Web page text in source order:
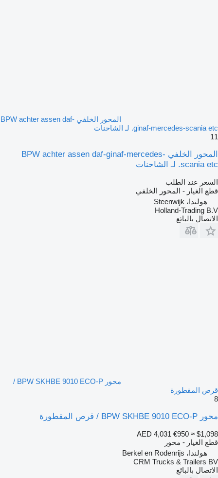
المحور الخلفي BPW achter assen daf-
ginaf-mercedes-scania etc. لـ الشاحنات
11
المحور الخلفي BPW achter assen daf-ginaf-mercedes-
scania etc. لـ الشاحنات
السعر عند الطلب
قطع الغيار - المحور الخلفي
هولندا، Steenwijk
Holland-Trading B.V
الاتصال بالبائع
محور BPW SKHBE 9010 ECO-P /
قرص المقطورة
8
محور BPW SKHBE 9010 ECO-P / قرص المقطورة
AED 4,031 €950 ≈ $1,098
قطع الغيار - محور
هولندا، Berkel en Rodenrijs
CRM Trucks & Trailers BV
الاتصال بالبائع